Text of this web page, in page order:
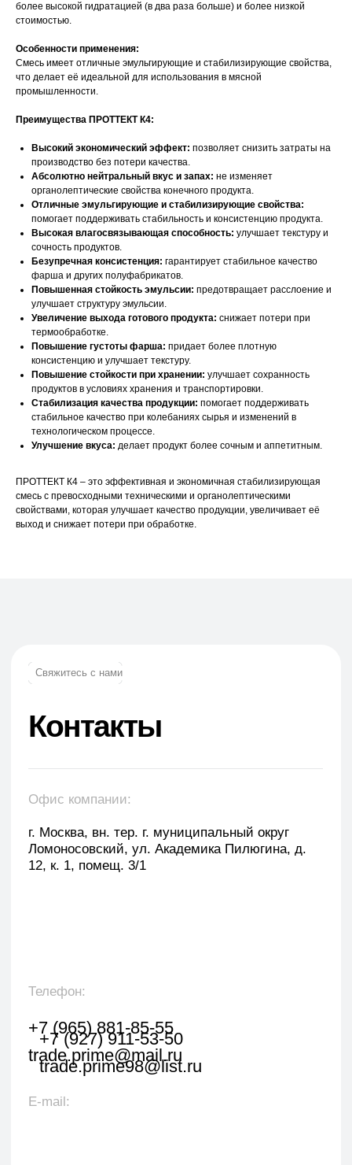
более высокой гидратацией (в два раза больше) и более низкой
стоимостью.
Особенности применения:
Смесь имеет отличные эмульгирующие и стабилизирующие свойства,
что делает её идеальной для использования в мясной
промышленности.
Преимущества ПРОТТЕКТ К4:
Высокий экономический эффект: позволяет снизить затраты на
производство без потери качества.
Абсолютно нейтральный вкус и запах: не изменяет
органолептические свойства конечного продукта.
Отличные эмульгирующие и стабилизирующие свойства:
помогает поддерживать стабильность и консистенцию продукта.
Высокая влагосвязывающая способность: улучшает текстуру и
сочность продуктов.
Безупречная консистенция: гарантирует стабильное качество
фарша и других полуфабрикатов.
Повышенная стойкость эмульсии: предотвращает расслоение и
улучшает структуру эмульсии.
Увеличение выхода готового продукта: снижает потери при
термообработке.
Повышение густоты фарша: придает более плотную
консистенцию и улучшает текстуру.
Повышение стойкости при хранении: улучшает сохранность
продуктов в условиях хранения и транспортировки.
Стабилизация качества продукции: помогает поддерживать
стабильное качество при колебаниях сырья и изменений в
технологическом процессе.
Улучшение вкуса: делает продукт более сочным и аппетитным.
ПРОТТЕКТ К4 – это эффективная и экономичная стабилизирующая
смесь с превосходными техническими и органолептическими
свойствами, которая улучшает качество продукции, увеличивает её
выход и снижает потери при обработке.
Укажите наименование товара, менеджер
свяжется с вами в течении 1 рабочего часа.
Свяжитесь с нами
Контакты
г. Москва, вн. тер. г. муниципальный округ
Ломоносовский, ул. Академика Пилюгина, д.
12, к. 1, помещ. 3/1
Офис компании: